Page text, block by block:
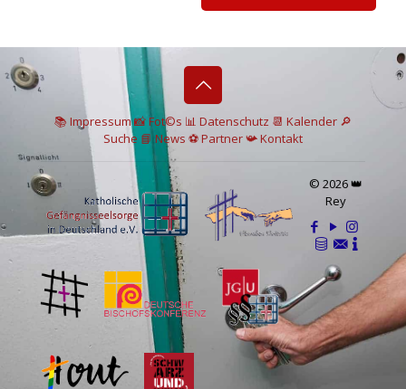
📚 Impressum📸Fot©s 📊 Datenschutz 📆 Kalender 🔎
Suche 📘 News ⚽Partner📯Kontakt
© 2026 👑
Rey